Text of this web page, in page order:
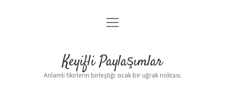
Anasayfa
Yasal Uyarı
menüyü
Keyifli Paylaşımlar
Anlamlı fikirlerin birleştiği sıcak bir uğrak noktası.